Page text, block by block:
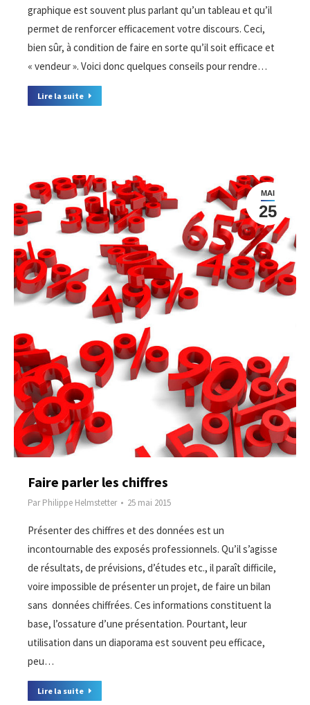
graphique est souvent plus parlant qu’un tableau et qu’il
permet de renforcer efficacement votre discours. Ceci,
bien sûr, à condition de faire en sorte qu’il soit efficace et
« vendeur ». Voici donc quelques conseils pour rendre…
Lire la suite
MAI
25
Faire parler les chiffres
ParPhilippe Helmstetter 25 mai 2015
Présenter des chiffres et des données est un
incontournable des exposés professionnels. Qu’il s’agisse
de résultats, de prévisions, d’études etc., il paraît difficile,
voire impossible de présenter un projet, de faire un bilan
sans données chiffrées. Ces informations constituent la
base, l’ossature d’une présentation. Pourtant, leur
utilisation dans un diaporama est souvent peu efficace,
peu…
Lire la suite